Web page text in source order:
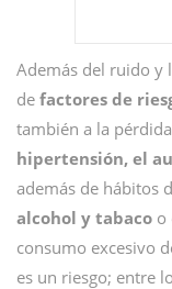
Además del ruido y
de factores de
también a la
hipertensión, el
además de hábitos
alcohol y tabaco o
consumo excesivo
es un riesgo; entre